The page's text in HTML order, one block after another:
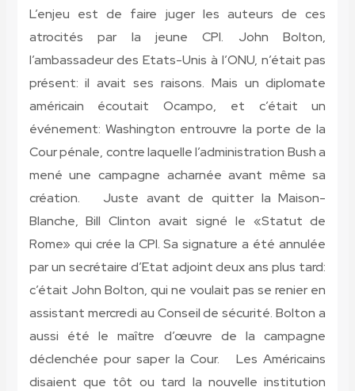
L’enjeu est de faire juger les auteurs de ces
atrocités par la jeune CPI. John Bolton,
l’ambassadeur des Etats-Unis à l’ONU, n’était pas
présent: il avait ses raisons. Mais un diplomate
américain écoutait Ocampo, et c’était un
événement: Washington entrouvre la porte de la
Cour pénale, contre laquelle l’administration Bush a
mené une campagne acharnée avant même sa
création. Juste avant de quitter la Maison-
Blanche, Bill Clinton avait signé le «Statut de
Rome» qui crée la CPI. Sa signature a été annulée
par un secrétaire d’Etat adjoint deux ans plus tard:
c’était John Bolton, qui ne voulait pas se renier en
assistant mercredi au Conseil de sécurité. Bolton a
aussi été le maître d’œuvre de la campagne
déclenchée pour saper la Cour. Les Américains
disaient que tôt ou tard la nouvelle institution